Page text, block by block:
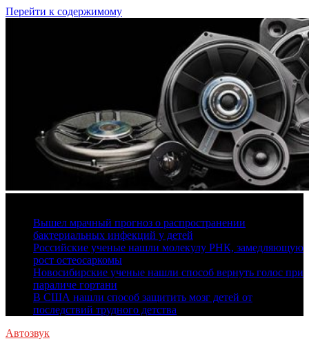
Перейти к содержимому
Вышел мрачный прогноз о распространении
бактериальных инфекций у детей
Российские ученые нашли молекулу РНК, замедляющую
рост остеосаркомы
Новосибирские ученые нашли способ вернуть голос при
параличе гортани
В США нашли способ защитить мозг детей от
последствий трудного детства
Автозвук